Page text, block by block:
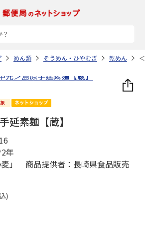
めん類 そうめん・ひやむぎ 乾めん
延素麺【蔵】
2年
」 商品提供者：長崎県食品販売
)